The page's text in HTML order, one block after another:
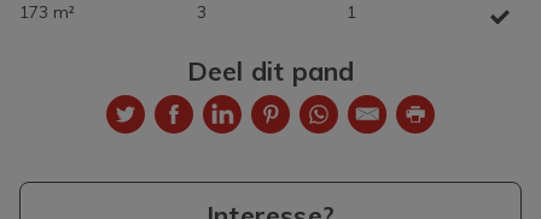
173 m² 3 1
Deel dit pand